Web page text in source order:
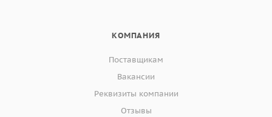
КОМПАНИЯ
Поставщикам
Вакансии
Реквизиты компании
Отзывы